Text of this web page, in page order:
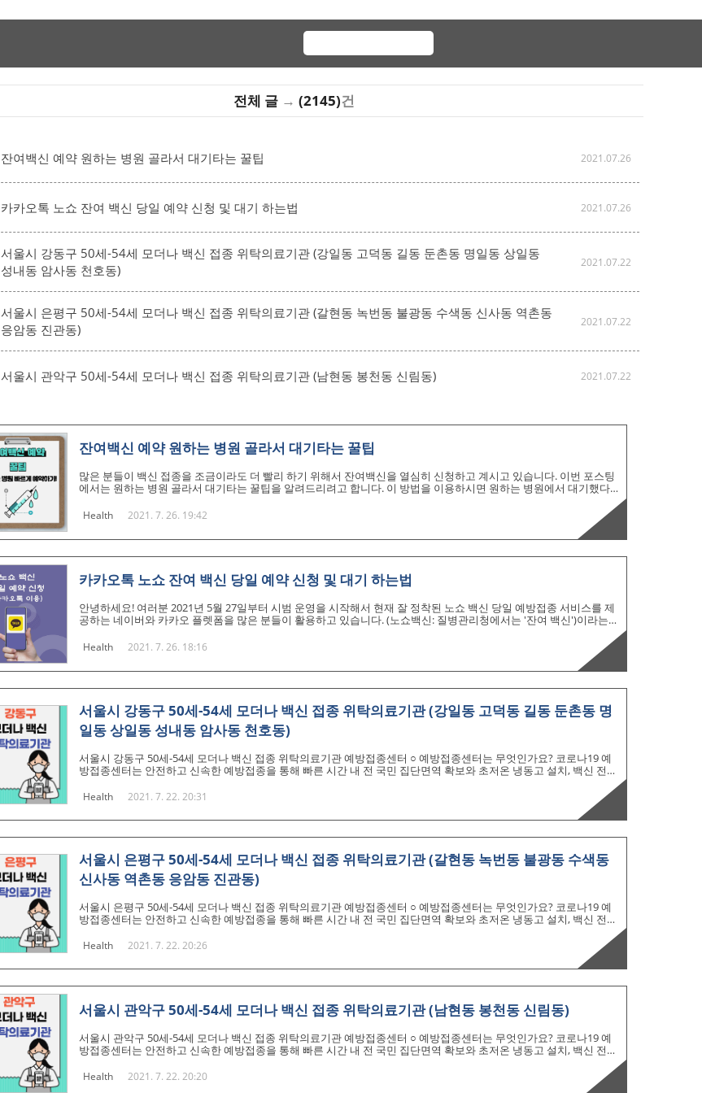
전체 글→ (2145)건
잔여백신 예약 원하는 병원 골라서 대기타는 꿀팁 2021.07.26
카카오톡 노쇼 잔여 백신 당일 예약 신청 및 대기 하는법 2021.07.26
서울시 강동구 50세-54세 모더나 백신 접종 위탁의료기관 (강일동 고덕동 길동 둔촌동 명일동 상일동
성내동 암사동 천호동)
2021.07.22
서울시 은평구 50세-54세 모더나 백신 접종 위탁의료기관 (갈현동 녹번동 불광동 수색동 신사동 역촌동
응암동 진관동)
2021.07.22
서울시 관악구 50세-54세 모더나 백신 접종 위탁의료기관 (남현동 봉천동 신림동) 2021.07.22
잔여백신 예약 원하는 병원 골라서 대기타는 꿀팁
많은 분들이 백신 접종을 조금이라도 더 빨리 하기 위해서 잔여백신을 열심히 신청하고 계시고 있습니다. 이번 포스팅
에서는 원하는 병원 골라서 대기타는 꿀팁을 알려드리려고 합니다. 이 방법을 이용하시면 원하는 병원에서 대기했다
다. 일단 네이버 웨일브라우저를 다운받고 PC에 인증서를 옮겨 놓는 준비를 하셔야 합니다. 1. 네이버 웹이서 잔여백신
을 치시고, 아래 사진과 같은 지도가 나오도록 준해 주세요. 그리고 백신 접종을 맞길 원하시는 병원 클릭 후 알람신청
"우클릭"을 해주시면 됩니다. 2. 그리고 아래처럼 메뉴가 나오면 [링크 주소 복사]를 눌러서 메모장에 붙여넣기를 합니
Health 2021. 7. 26. 19:42
카카오톡 노쇼 잔여 백신 당일 예약 신청 및 대기 하는법
안녕하세요! 여러분 2021년 5월 27일부터 시범 운영을 시작해서 현재 잘 정착된 노쇼 백신 당일 예방접종 서비스를 제
공하는 네이버와 카카오 플렛폼을 많은 분들이 활용하고 있습니다. (노쇼백신: 질병관리청에서는 '잔여 백신')이라는
신 분량 확인 및 당일 접종 예약이 가능해 졌습니다. 처음은 아스트라제네카 백신만 서비스 노쇼 백신 예약을 했으나 7
월부터는 화이자 백신과 모더나 백신 또한 잔여 백신 예약이 가능해졌습니다. 이 번 포스팅에서 카카오톡 앱(어플)을
이용해서 간단하게 노쇼 잔여 백신을 당일에 예약하는 방법에 대해서 알아보겠습니다. 노쇼 백신은 어떻게 생기는 걸
Health 2021. 7. 26. 18:16
서울시 강동구 50세-54세 모더나 백신 접종 위탁의료기관 (강일동 고덕동 길동 둔촌동 명
일동 상일동 성내동 암사동 천호동)
서울시 강동구 50세-54세 모더나 백신 접종 위탁의료기관 예방접종센터 ○ 예방접종센터는 무엇인가요? 코로나19 예
방접종센터는 안전하고 신속한 예방접종을 통해 빠른 시간 내 전 국민 집단면역 확보와 초저온 냉동고 설치, 백신 전처
센터는 어디에 설치하나요? 예방접종센터는 백신 도입 시기 및 물량을 고려하여 중앙-권역 지역 예방접종센터를 단계
적으로 설치할 계획입니다. 우선, 화이자 백신 초기물량 접종을 위해 중앙 및 권역 예방접종센터와 대구-경북지역의 접
근성을 고려하여 1개 지역 예방접종센터를 2월 중 설치 완료할 예정입니다. * (중앙) 국립중앙의료원(2.1완료), (권역) 3
Health 2021. 7. 22. 20:31
서울시 은평구 50세-54세 모더나 백신 접종 위탁의료기관 (갈현동 녹번동 불광동 수색동
신사동 역촌동 응암동 진관동)
서울시 은평구 50세-54세 모더나 백신 접종 위탁의료기관 예방접종센터 ○ 예방접종센터는 무엇인가요? 코로나19 예
방접종센터는 안전하고 신속한 예방접종을 통해 빠른 시간 내 전 국민 집단면역 확보와 초저온 냉동고 설치, 백신 전처
센터는 어디에 설치하나요? 예방접종센터는 백신 도입 시기 및 물량을 고려하여 중앙-권역 지역 예방접종센터를 단계
적으로 설치할 계획입니다. 우선, 화이자 백신 초기물량 접종을 위해 중앙 및 권역 예방접종센터와 대구-경북지역의 접
근성을 고려하여 1개 지역 예방접종센터를 2월 중 설치 완료할 예정입니다. * (중앙) 국립중앙의료원(2.1완료), (권역) 3
Health 2021. 7. 22. 20:26
서울시 관악구 50세-54세 모더나 백신 접종 위탁의료기관 (남현동 봉천동 신림동)
서울시 관악구 50세-54세 모더나 백신 접종 위탁의료기관 예방접종센터 ○ 예방접종센터는 무엇인가요? 코로나19 예
방접종센터는 안전하고 신속한 예방접종을 통해 빠른 시간 내 전 국민 집단면역 확보와 초저온 냉동고 설치, 백신 전처
센터는 어디에 설치하나요? 예방접종센터는 백신 도입 시기 및 물량을 고려하여 중앙-권역 지역 예방접종센터를 단계
적으로 설치할 계획입니다. 우선, 화이자 백신 초기물량 접종을 위해 중앙 및 권역 예방접종센터와 대구-경북지역의 접
Health 2021. 7. 22. 20:20